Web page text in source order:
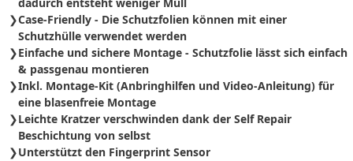
Case-Friendly - Die Schutzfolien können mit einer
Schutzhülle verwendet werden
Einfache und sichere Montage - Schutzfolie lässt sich einfach
& passgenau montieren
Inkl. Montage-Kit (Anbringhilfen und Video-Anleitung) für
eine blasenfreie Montage
Leichte Kratzer verschwinden dank der Self Repair
Beschichtung von selbst
Unterstützt den Fingerprint Sensor